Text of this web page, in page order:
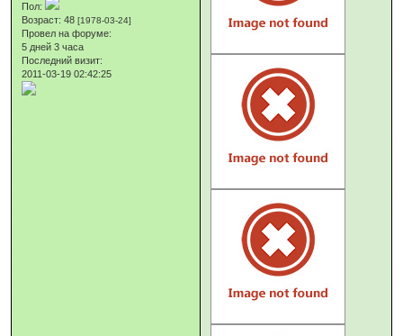
Пол:
Возраст: 48[1978-03-24]
Провел на форуме:
5 дней 3 часа
Последний визит:
2011-03-19 02:42:25